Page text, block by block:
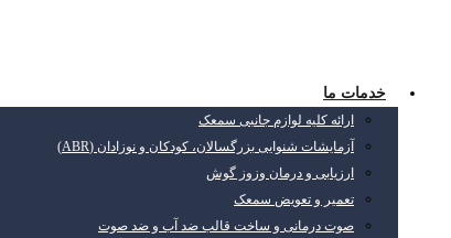
خدمات ما
ارائه کلیه لوازم جانبی سمعک
آزمایشات شنوایی بزرگسالان، کودکان و نوزادان (ABR)
ارزیابی و درمان وزوز گوش
تعمیر و تعویض سمعک
صوت درمانی و ساخت قالب ضد آب و ضد صوت